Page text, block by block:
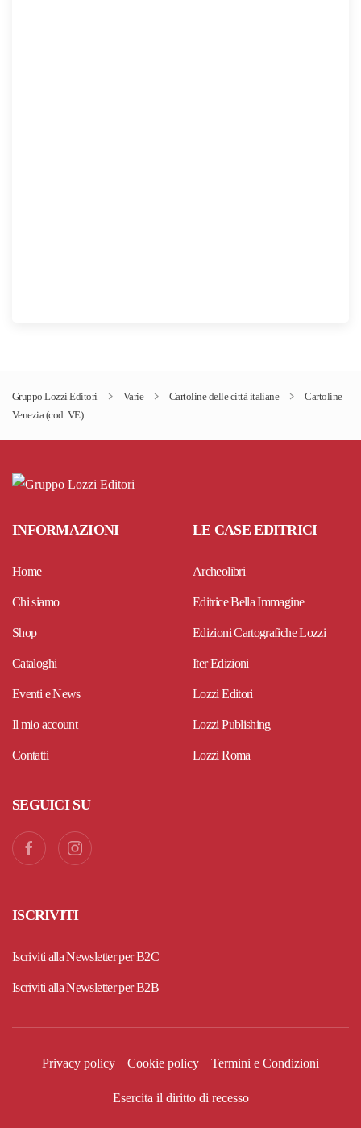
Gruppo Lozzi Editori Varie Cartoline delle città italiane
Cartoline
Venezia (cod. VE)
INFORMAZIONI
Home
Chi siamo
Shop
Cataloghi
Eventi e News
Il mio account
Contatti
LE CASE EDITRICI
Archeolibri
Editrice Bella Immagine
Edizioni Cartografiche Lozzi
Iter Edizioni
Lozzi Editori
Lozzi Publishing
Lozzi Roma
SEGUICI SU
ISCRIVITI
Iscriviti alla Newsletter per B2C
Iscriviti alla Newsletter per B2B
Privacy policy Cookie policy Termini e Condizioni
Esercita il diritto di recesso